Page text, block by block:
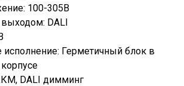
100-305В
DALI
исполнение: Герметичный блок в
DALI димминг